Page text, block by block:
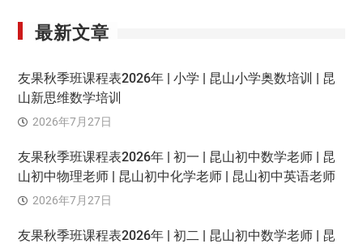
最新文章
友果秋季班课程表2026年 | 小学 | 昆山小学奥数培训 | 昆
山新思维数学培训
2026年7月27日
友果秋季班课程表2026年 | 初一 | 昆山初中数学老师 | 昆
山初中物理老师 | 昆山初中化学老师 | 昆山初中英语老师
2026年7月27日
友果秋季班课程表2026年 | 初二 | 昆山初中数学老师 | 昆